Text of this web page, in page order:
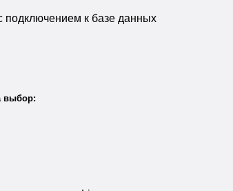
к базе данных
выбор: